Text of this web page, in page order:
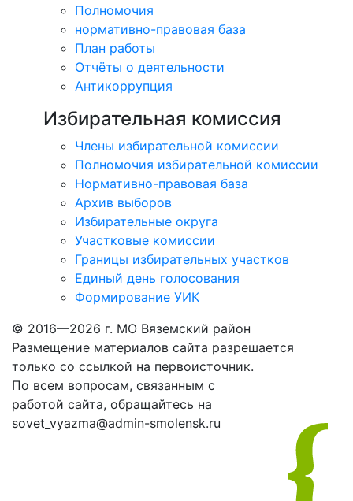
Полномочия
нормативно-правовая база
План работы
Отчёты о деятельности
Антикоррупция
Избирательная комиссия
Члены избирательной комиссии
Полномочия избирательной комиссии
Нормативно-правовая база
Архив выборов
Избирательные округа
Участковые комиссии
Границы избирательных участков
Единый день голосования
Формирование УИК
© 2016—2026 г. МО Вяземский район
Размещение материалов сайта разрешается
только со ссылкой на первоисточник.
По всем вопросам, связанным с
работой сайта, обращайтесь на
sovet_vyazma@admin-smolensk.ru